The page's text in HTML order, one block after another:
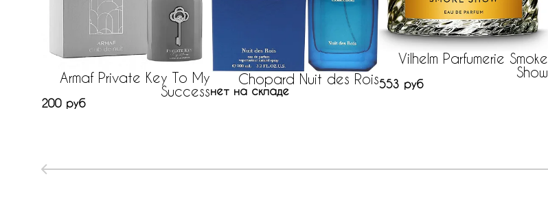
Armaf Private Key To My
Success
200 руб
Chopard Nuit des Rois
нет на складе
Vilhelm Parfumerie Smoke
Show
553 руб